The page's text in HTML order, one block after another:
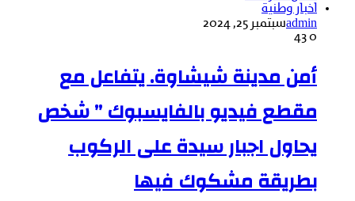
اخبار وطنية
adminسبتمبر 25, 2024
0
أمن مدينة شيشاوة. يتفاعل مع
مقطع فيديو بالفايسبوك ” شخص
يحاول اجبار سيدة على الركوب
بطريقة مشكوك فيها